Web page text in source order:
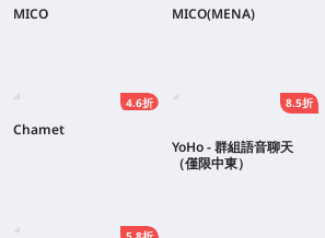
MICO MICO(MENA)
4.6折
Chamet
8.5折
YoHo - 群組語音聊天
（僅限中東）